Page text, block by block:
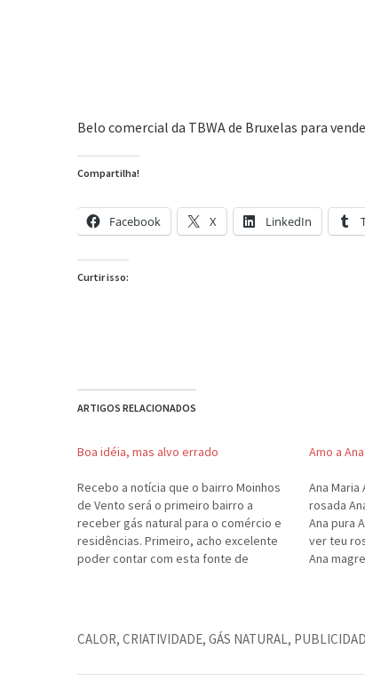
Belo comercial da TBWA de Bruxelas para
Compartilha!
Facebook X LinkedIn
Curtir isso:
ARTIGOS RELACIONADOS
Boa idéia, mas alvo errado
Recebo a notícia que o bairro Moinhos
de Vento será o primeiro bairro a
receber gás natural para o comércio e
residências. Primeiro, acho excelente
poder contar com esta fonte de
Amo a Ana
Ana Maria
rosada
Ana pura
ver teu
Ana
CALOR, CRIATIVIDADE, GÁS NATURAL ,